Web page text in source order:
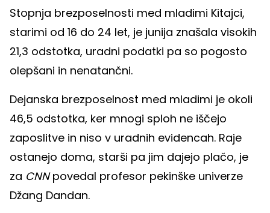
Stopnja brezposelnosti med mladimi Kitajci,
starimi od 16 do 24 let, je junija znašala visokih
21,3 odstotka, uradni podatki pa so pogosto
olepšani in nenatančni.
Dejanska brezposelnost med mladimi je okoli
46,5 odstotka, ker mnogi sploh ne iščejo
zaposlitve in niso v uradnih evidencah. Raje
ostanejo doma, starši pa jim dajejo plačo, je
za CNNpovedal profesor pekinške univerze
Džang Dandan.